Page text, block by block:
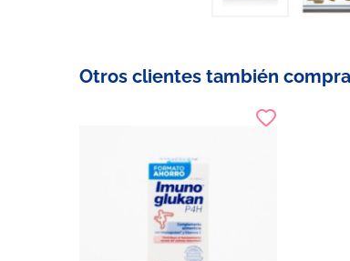
Otros clientes también